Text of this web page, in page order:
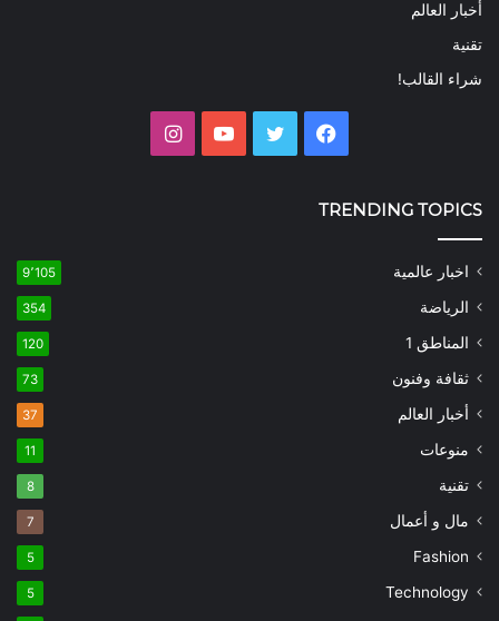
أخبار العالم
تقنية
شراء القالب!
فيسبوك تويتر يوتيوب
TRENDING TOPICS
اخبار عالمية 9٬105
الرياضة 354
المناطق 1 120
ثقافة وفنون 73
أخبار العالم 37
منوعات 11
تقنية 8
مال و أعمال 7
Fashion
5
Technology
5